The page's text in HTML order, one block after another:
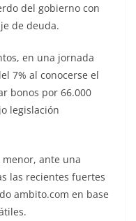
del gobierno con
de deuda.
en una jornada
7% al conocerse el
bonos por 66.000
legislación
menor, ante una
las recientes fuertes
ambito.com en base